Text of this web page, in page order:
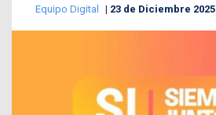
Equipo Digital 23 de Diciembre 2025